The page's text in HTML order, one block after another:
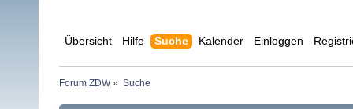
Übersicht Hilfe Suche Kalender Einloggen
Forum ZDW» Suche